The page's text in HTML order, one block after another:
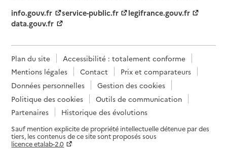
info.gouv.fr
service-public.fr
legifrance.gouv.fr
data.gouv.fr
Plan du site
Accessibilité : totalement conforme
Mentions légales
Contact
Prix et comparateurs
Données personnelles
Gestion des cookies
Politique des cookies
Outils de communication
Partenaires
Historique des évolutions
Sauf mention explicite de propriété intellectuelle détenue par des
tiers, les contenus de ce site sont proposés sous
licence etalab-2.0